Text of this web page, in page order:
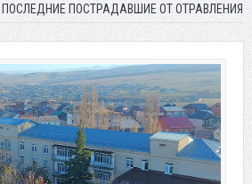
ПОСТРАДАВШИЕ ОТ ОТРАВЛЕНИЯ